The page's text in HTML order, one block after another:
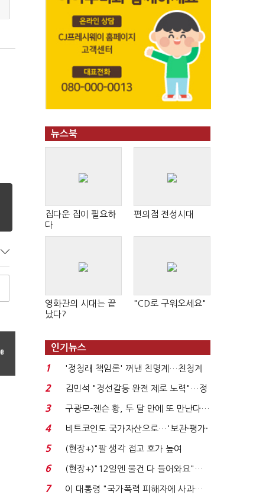
뉴스북
집다운 집이 필요하
다
편의점 전성시대
영화관의 시대는 끝
났다?
"CD로 구워오세요"
인기뉴스
1
'정청래 책임론' 꺼낸 친명계…친청계
는 추가투표 때리기...
2
김민석 "경선갈등 완전 제로 노력"…정
청래 "반명 공세 사...
3
구광모-젠슨 황, 두 달 만에 또 만난다…
로봇·AI 등 논...
4
비트코인도 국가자산으로…'보관·평가·
처분' 기준은 ...
5
(현장+)"팔 생각 접고 호가 높여
요"…'덜 똘똘한 한 채' 20...
6
(현장+)"12일엔 물건 다 들어와요"…
빈 매대 채우며 문 연 ...
7 이 대통령 "국가폭력 피해자에 사과…